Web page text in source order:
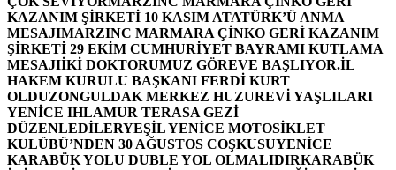
KAZANIM ŞİRKETİ 10 KASIM ATATÜRK’Ü ANMA
MESAJIMARZINC MARMARA ÇİNKO GERİ KAZANIM
ŞİRKETİ 29 EKİM CUMHURİYET BAYRAMI KUTLAMA
MESAJIİKİ DOKTORUMUZ GÖREVE BAŞLIYOR.İL
HAKEM KURULU BAŞKANI FERDİ KURT
OLDUZONGULDAK MERKEZ HUZUREVİ YAŞLILARI
YENİCE IHLAMUR TERASA GEZİ
DÜZENLEDİLERYEŞİL YENİCE MOTOSİKLET
KULÜBÜ’NDEN 30 AĞUSTOS COŞKUSUYENİCE
KARABÜK YOLU DUBLE YOL OLMALIDIRKARABÜK